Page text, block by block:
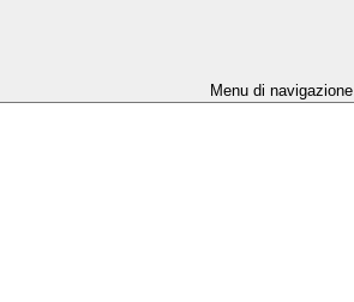
Menu di navigazione